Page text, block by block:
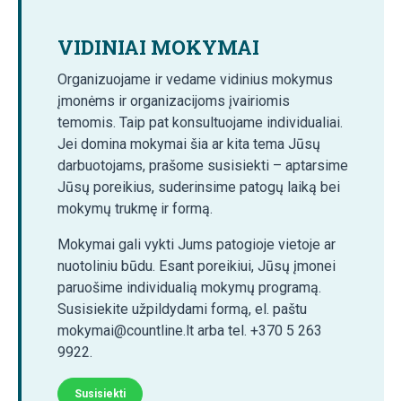
VIDINIAI MOKYMAI
Organizuojame ir vedame vidinius mokymus
įmonėms ir organizacijoms įvairiomis
temomis. Taip pat konsultuojame individualiai.
Jei domina mokymai šia ar kita tema Jūsų
darbuotojams, prašome susisiekti – aptarsime
Jūsų poreikius, suderinsime patogų laiką bei
mokymų trukmę ir formą.
Mokymai gali vykti Jums patogioje vietoje ar
nuotoliniu būdu. Esant poreikiui, Jūsų įmonei
paruošime individualią mokymų programą.
Susisiekite užpildydami formą, el. paštu
mokymai@countline.lt arba tel. +370 5 263
9922.
Susisiekti